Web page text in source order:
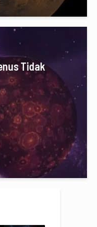
Tidak